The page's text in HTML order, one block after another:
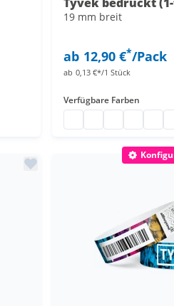
19 mm breit
ab 12,90 €*/Pack
ab 0,13 €*/1 Stück
Verfügbare Farben
Bedruckte Papier